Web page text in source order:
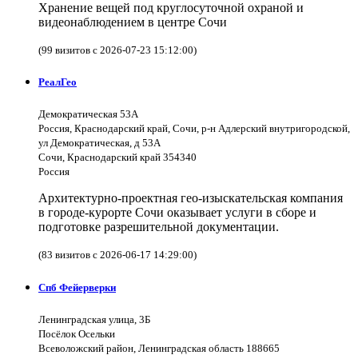
Хранение вещей под круглосуточной охраной и
видеонаблюдением в центре Сочи
(99 визитов с 2026-07-23 15:12:00)
РеалГео
Демократическая 53А
Россия, Краснодарский край, Сочи, р-н Адлерский внутригородской,
ул Демократическая, д 53А
Сочи, Краснодарский край 354340
Россия
Архитектурно-проектная гео-изыскательская компания
в городе-курорте Сочи оказывает услуги в сборе и
подготовке разрешительной документации.
(83 визитов с 2026-06-17 14:29:00)
Спб Фейерверки
Ленинградская улица, 3Б
Посёлок Осельки
Всеволожский район, Ленинградская область 188665